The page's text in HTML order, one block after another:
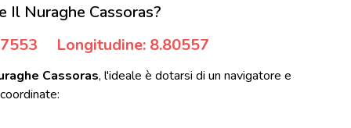
Il Nuraghe Cassoras?
Longitudine: 8.80557
Cassoras, l'ideale è dotarsi di un navigatore e